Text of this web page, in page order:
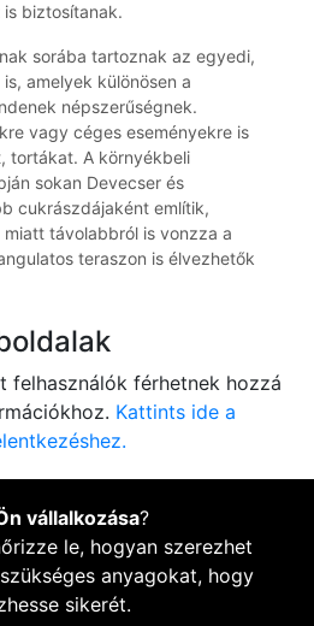
biztosítanak.
sorába tartoznak az egyedi,
amelyek különösen a
népszerűségnek.
vagy céges eseményekre is
tortákat. A környékbeli
sokan Devecser és
cukrászdájaként említik,
távolabbról is vonzza a
teraszon is élvezhetők
felhasználók férhetnek hozzá
Kattints ide a
vállalkozása?
le, hogyan szerezhet
anyagokat, hogy
sikerét.